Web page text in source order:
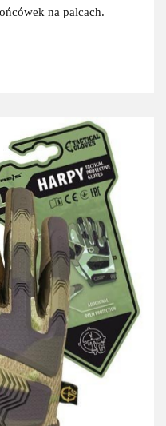
na palcach.